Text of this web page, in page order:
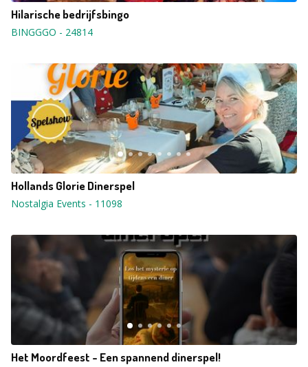
Hilarische bedrijfsbingo
BINGGGO - 24814
Hollands Glorie Dinerspel
Nostalgia Events - 11098
Het Moordfeest - Een spannend dinerspel!